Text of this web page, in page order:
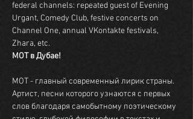
federal channels: repeated guest of Evening
Urgant, Comedy Club, festive concerts on
Channel One, annual VKontakte festivals,
Zhara, etc.
МОТ - главный современный лирик страны.
Артист, песни которого узнаются с первых
слов благодаря самобытному поэтическому